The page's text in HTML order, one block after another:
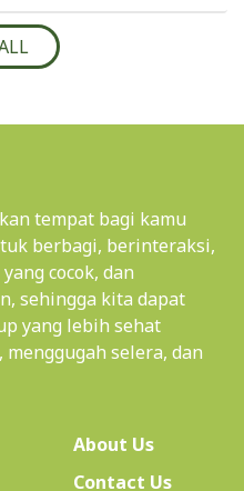
tempat bagi kamu
berbagi, berinteraksi,
cocok, dan
sehingga kita dapat
yang lebih sehat
selera, dan
About Us(current)
Contact Us